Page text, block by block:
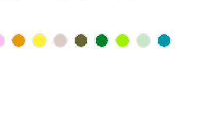
RoseJaune
d'or
jauneFicelleKaki Vert
bouteille
Anis
Vert
d'eau
Turquoise